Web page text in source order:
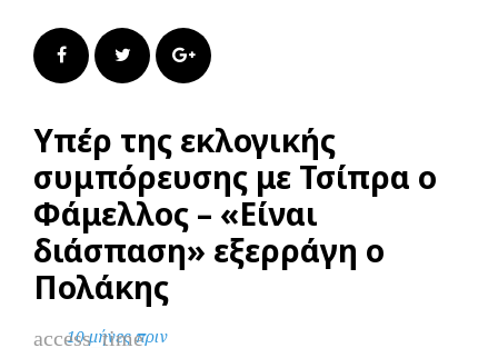
FacebookTwitter Google+
Υπέρ της εκλογικής
συμπόρευσης με Τσίπρα ο
Φάμελλος – «Είναι
διάσπαση» εξερράγη ο
Πολάκης
access_time
10 μήνες πριν